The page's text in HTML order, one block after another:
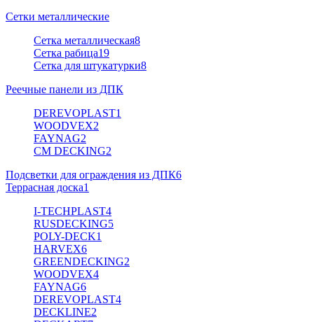
Сетки металлические
Сетка металлическая8
Сетка рабица19
Сетка для штукатурки8
Реечные панели из ДПК
DEREVOPLAST1
WOODVEX2
FAYNAG2
CM DECKING2
Подсветки для ограждения из ДПК6
Террасная доска1
I-TECHPLAST4
RUSDECKING5
POLY-DECK1
HARVEX6
GREENDECKING2
WOODVEX4
FAYNAG6
DEREVOPLAST4
DECKLINE2